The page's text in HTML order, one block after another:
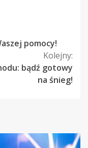
pomocy!
Kolejny:
bądź gotowy
na śnieg!